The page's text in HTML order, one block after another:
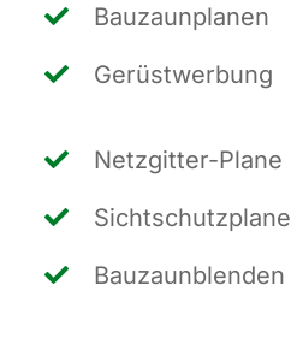
Bau­zaun­pla­nen
Gerüst­wer­bung
Netz­git­ter-Pla­ne
Sicht­schutz­pla­ne
Bau­zaun­blen­den